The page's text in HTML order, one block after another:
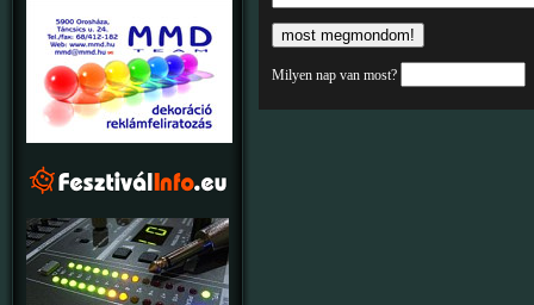
Milyen nap van most?